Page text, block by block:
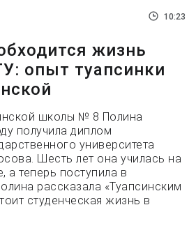
10:23
жизнь
опыт туапсинки
школы № 8 Полина
получила диплом
университета
Шесть лет она училась на
теперь поступила в
рассказала «Туапсинским
студенческая жизнь в